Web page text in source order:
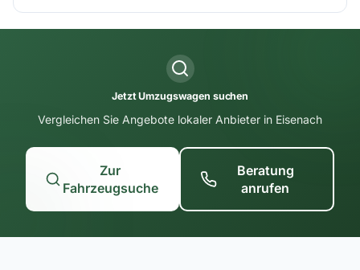
Jetzt Umzugswagen suchen
Vergleichen Sie Angebote lokaler Anbieter in Eisenach
Zur
Fahrzeugsuche
Beratung
anrufen